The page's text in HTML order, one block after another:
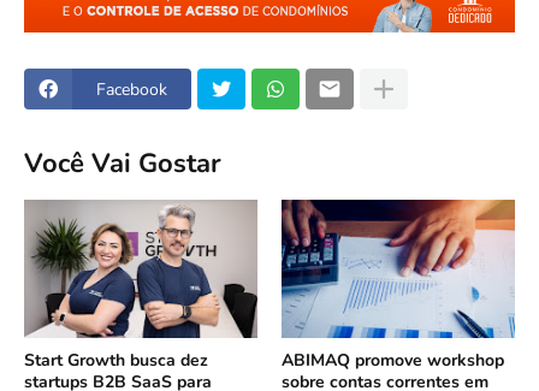
Facebook
Você Vai Gostar
Start Growth busca dez
startups B2B SaaS para
ABIMAQ promove workshop
sobre contas correntes em